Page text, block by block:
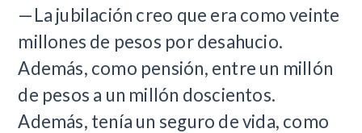
—La jubilación creo que era como veinte
millones de pesos por desahucio.
Además, como pensión, entre un millón
de pesos a un millón doscientos.
Además, tenía un seguro de vida, como